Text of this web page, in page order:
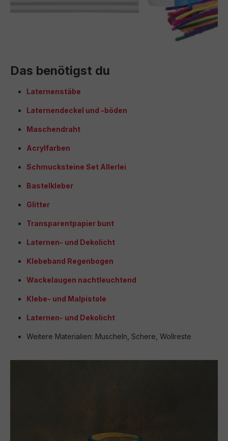
Das benötigst du
Laternenstäbe
Laternendeckel und -böden
Maschendraht
Acrylfarben
Schmucksteine Set Allerlei
Bastelkleber
Glitter
Transparentpapier bunt
Laternen- und Dekolicht
Klebeband Regenbogen
Wackelaugen nachtleuchtend
Klebe- und Malpistole
Laternen- und Dekolicht
Weitere Materialien: Muscheln, Schere, Wollreste